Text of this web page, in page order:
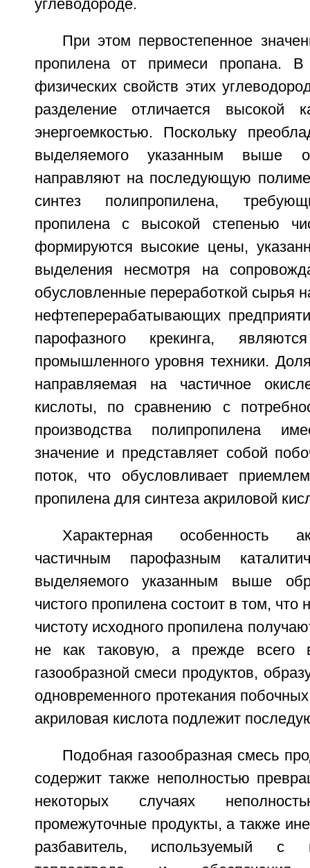
углеводороде.
При этом первостепенное
пропилена от примеси пропана.
физических свойств этих
разделение отличается высокой
энергоемкостью. Поскольку
выделяемого указанным выше
направляют на последующую
синтез полипропилена,
пропилена с высокой степенью
формируются высокие цены,
выделения несмотря на
обусловленные переработкой сырья
нефтеперерабатывающих
парофазного крекинга,
промышленного уровня техники.
направляемая на частичное
кислоты, по сравнению с
производства полипропилена
значение и представляет собой
поток, что обусловливает
пропилена для синтеза акриловой
Характерная особенность
частичным парофазным
выделяемого указанным выше
чистого пропилена состоит в том,
чистоту исходного пропилена
не как таковую, а прежде всего
газообразной смеси продуктов,
одновременного протекания
акриловая кислота подлежит
Подобная газообразная смесь
содержит также неполностью
некоторых случаях
промежуточные продукты, а также
разбавитель, используемый с